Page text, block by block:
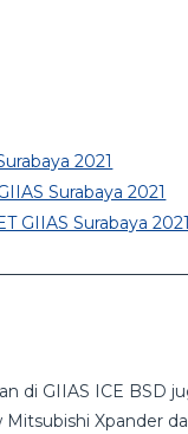
2021
Surabaya 2021
GIIAS Surabaya 2021
di GIIAS ICE BSD
Mitsubishi Xpander